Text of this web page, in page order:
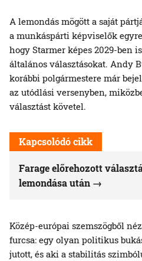
A lemondás mögött a saját
a munkáspárti képviselők
hogy Starmer képes 2029-ben
általános választásokat. Andy
korábbi polgármestere már
az utódlási versenyben,
választást követel.
Kapcsolódó cikk
Farage előrehozott
lemondása után
Közép-európai szemszögből
furcsa: egy olyan politikus
jutott, és aki a stabilitás